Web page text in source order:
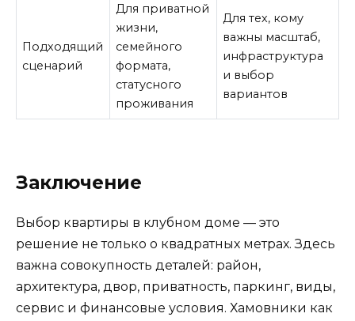
Подходящий
сценарий
Для приватной
жизни,
семейного
формата,
статусного
проживания
Для тех, кому
важны масштаб,
инфраструктура
и выбор
вариантов
Заключение
Выбор квартиры в клубном доме — это
решение не только о квадратных метрах. Здесь
важна совокупность деталей: район,
архитектура, двор, приватность, паркинг, виды,
сервис и финансовые условия. Хамовники как